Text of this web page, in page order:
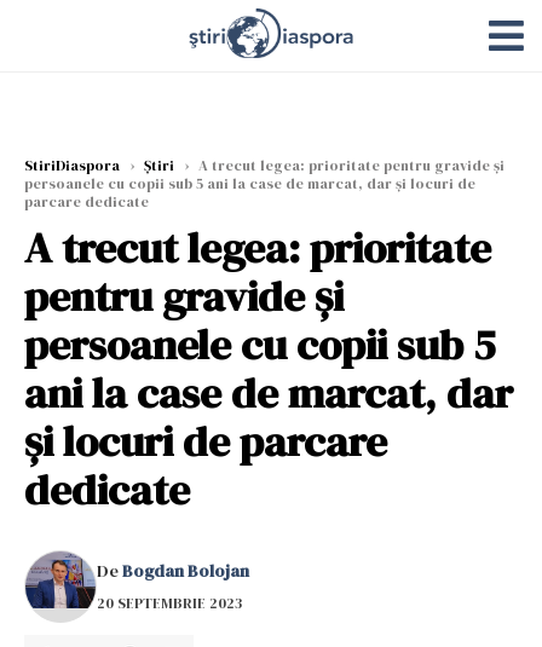
StiriDiaspora › Știri › A trecut legea: prioritate pentru gravide și
persoanele cu copii sub 5 ani la case de marcat, dar și locuri de
parcare dedicate
A trecut legea: prioritate
pentru gravide și
persoanele cu copii sub 5
ani la case de marcat, dar
și locuri de parcare
dedicate
DeBogdan Bolojan
20 SEPTEMBRIE 2023